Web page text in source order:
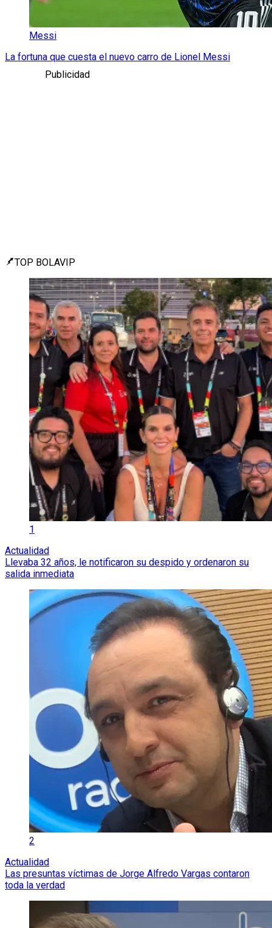
Messi
La fortuna que cuesta el nuevo carro de Lionel Messi
Publicidad
TOP BOLAVIP
1
Actualidad
Llevaba 32 años, le notificaron su despido y ordenaron su
salida inmediata
2
Actualidad
Las presuntas víctimas de Jorge Alfredo Vargas contaron
toda la verdad